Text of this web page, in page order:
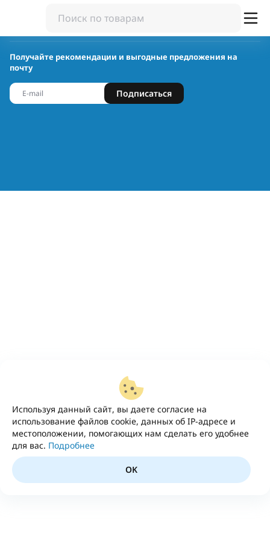
Используя данный сайт, вы даете согласие на
использование файлов cookie, данных об IP-адресе и
местоположении, помогающих нам сделать его удобнее
для вас. Подробнее
OK
Получайте рекомендации и выгодные предложения на
почту
Подписаться